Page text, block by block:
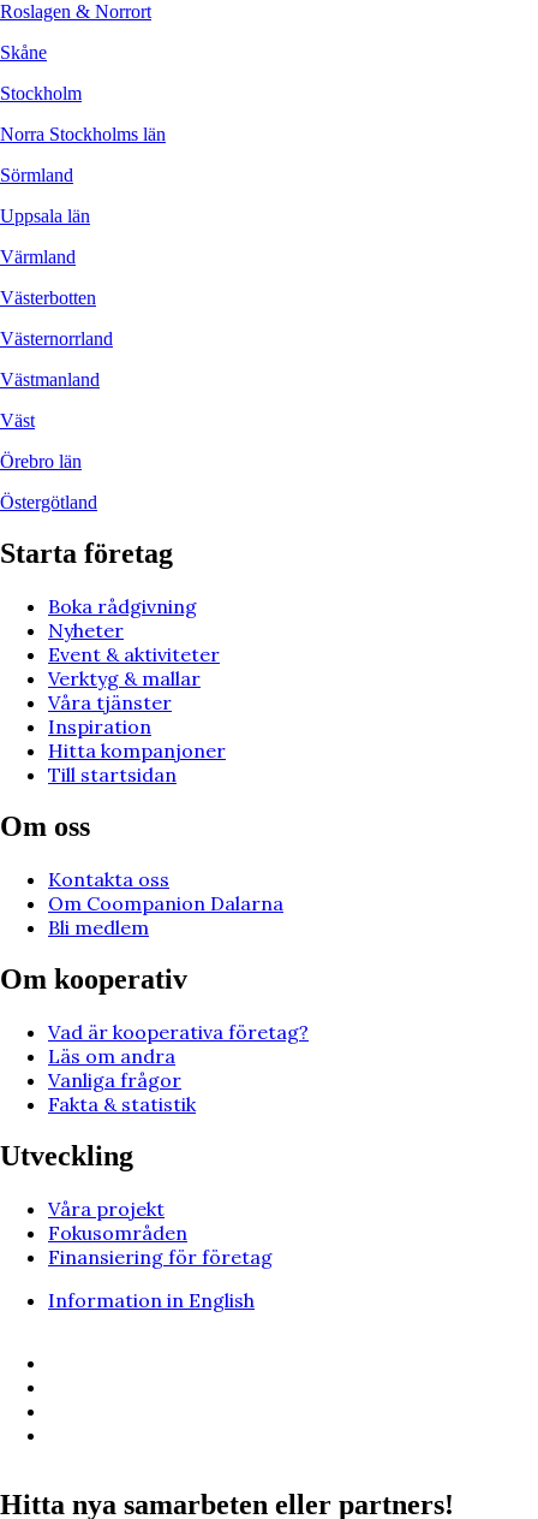
Roslagen & Norrort
Skåne
Stockholm
Norra Stockholms län
Sörmland
Uppsala län
Värmland
Västerbotten
Västernorrland
Västmanland
Väst
Örebro län
Östergötland
Starta företag
Boka rådgivning
Nyheter
Event & aktiviteter
Verktyg & mallar
Våra tjänster
Inspiration
Hitta kompanjoner
Till startsidan
Om oss
Kontakta oss
Om Coompanion Dalarna
Bli medlem
Om kooperativ
Vad är kooperativa företag?
Läs om andra
Vanliga frågor
Fakta & statistik
Utveckling
Våra projekt
Fokusområden
Finansiering för företag
Information in English
Hitta nya samarbeten eller partners!